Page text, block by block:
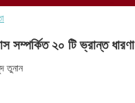
সম্পর্কিত ২০ টি ভ্রান্ত ধারণা
তুনান